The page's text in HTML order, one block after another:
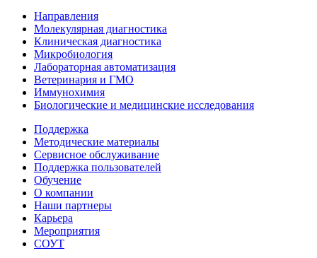
Направления
Молекулярная диагностика
Клиническая диагностика
Микробиология
Лабораторная автоматизация
Ветеринария и ГМО
Иммунохимия
Биологические и медицинские исследования
Поддержка
Методические материалы
Сервисное обслуживание
Поддержка пользователей
Обучение
О компании
Наши партнеры
Карьера
Мероприятия
СОУТ